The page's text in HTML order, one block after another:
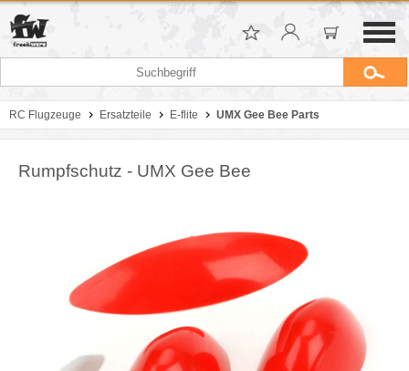
RC Flugzeuge Ersatzteile E-flite UMX Gee Bee Parts
Rumpfschutz - UMX Gee Bee